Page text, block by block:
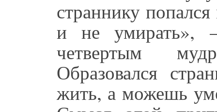
страннику
и не умирать»,
четвертым
Образовался
жить, а можешь